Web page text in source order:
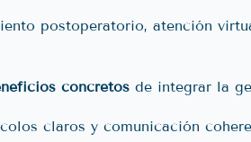
postoperatorio, atención
concretosde integrar la
claros y comunicación